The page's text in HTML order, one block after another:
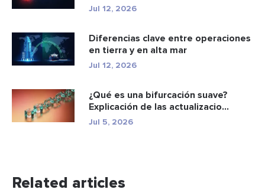
Jul 12, 2026
Diferencias clave entre operaciones
en tierra y en alta mar
Jul 12, 2026
¿Qué es una bifurcación suave?
Explicación de las actualizacio...
Jul 5, 2026
Related articles